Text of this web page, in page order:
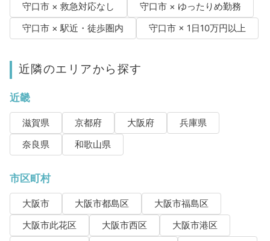
守口市 × 救急対応なし
守口市 × ゆったりめ勤務
守口市 × 駅近・徒歩圏内
守口市 × 1日10万円以上
近隣のエリアから探す
近畿
滋賀県 京都府 大阪府
兵庫県
奈良県
和歌山県
市区町村
大阪市 大阪市都島区
大阪市福島区
大阪市此花区
大阪市西区
大阪市港区